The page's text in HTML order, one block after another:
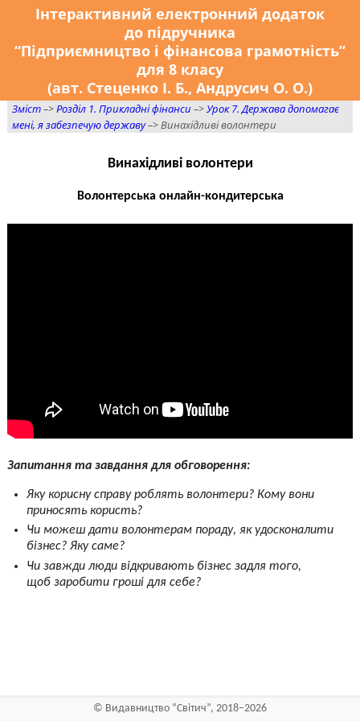
Інтерактивний електронний додаток
до підручника
“Підприємництво і фінансова грамотність”
для 8 класу
(авт. Стеценко І. Б., Андрусич О. О.)
Зміст–>Розділ 1. Прикладні фінанси –>Урок 7. Держава допомагає
мені, я забезпечую державу–> Винахідливі волонтери
Винахідливі волонтери
Волонтерська онлайн-кондитерська
Запитання та завдання для обговорення:
Яку корисну справу роблять волонтери? Кому вони
приносять користь?
Чи можеш дати волонтерам пораду, як удосконалити
бізнес? Яку саме?
Чи завжди люди відкривають бізнес задля того,
щоб заробити гроші для себе?
© Видавництво “Світич”, 2018–2026